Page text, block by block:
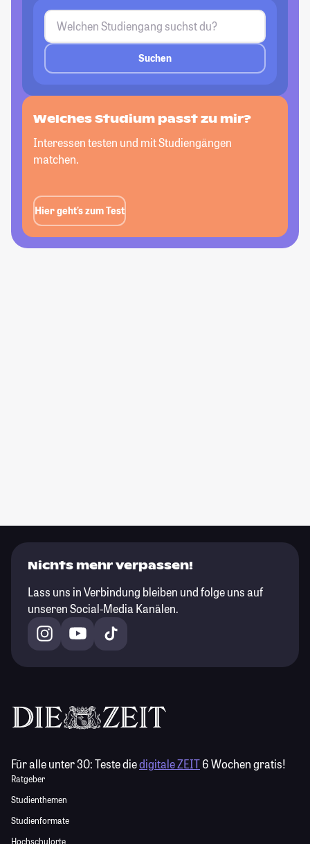
Suchen
Welches Studium passt zu mir?
Interessen testen und mit Studiengängen
matchen.
Hier geht’s zum Test
Nichts mehr verpassen!
Lass uns in Verbindung bleiben und folge uns auf
unseren Social-Media Kanälen.
Für alle unter 30:Teste diedigitale ZEIT6 Wochen gratis!
Ratgeber
Studienthemen
Studienformate
Hochschulorte